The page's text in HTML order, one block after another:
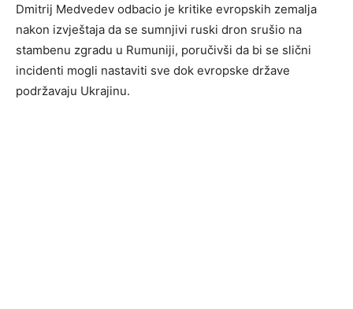
Dmitrij Medvedev odbacio je kritike evropskih zemalja
nakon izvještaja da se sumnjivi ruski dron srušio na
stambenu zgradu u Rumuniji, poručivši da bi se slični
incidenti mogli nastaviti sve dok evropske države
podržavaju Ukrajinu.